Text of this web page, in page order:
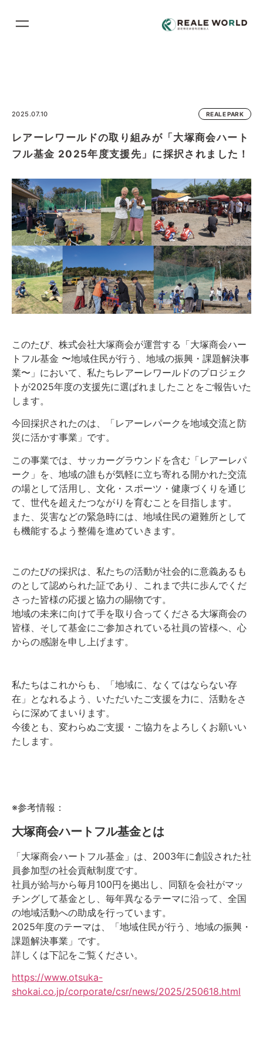
2025.07.10 REALE PARK
レアーレワールドの取り組みが「大塚商会ハート
フル基金 2025年度支援先」に採択されました！
このたび、株式会社大塚商会が運営する「大塚商会ハー
トフル基金 〜地域住民が行う、地域の振興・課題解決事
業〜」において、私たちレアーレワールドのプロジェク
トが2025年度の支援先に選ばれましたことをご報告いた
します。
今回採択されたのは、「レアーレパークを地域交流と防
災に活かす事業」です。
この事業では、サッカーグラウンドを含む「レアーレパ
ーク」を、地域の誰もが気軽に立ち寄れる開かれた交流
の場として活用し、文化・スポーツ・健康づくりを通じ
て、世代を超えたつながりを育むことを目指します。
また、災害などの緊急時には、地域住民の避難所として
も機能するよう整備を進めていきます。
このたびの採択は、私たちの活動が社会的に意義あるも
のとして認められた証であり、これまで共に歩んでくだ
さった皆様の応援と協力の賜物です。
地域の未来に向けて手を取り合ってくださる大塚商会の
皆様、そして基金にご参加されている社員の皆様へ、心
からの感謝を申し上げます。
私たちはこれからも、「地域に、なくてはならない存
在」となれるよう、いただいたご支援を力に、活動をさ
らに深めてまいります。
今後とも、変わらぬご支援・ご協力をよろしくお願いい
たします。
※参考情報：
大塚商会ハートフル基金とは
「大塚商会ハートフル基金」は、2003年に創設された社
員参加型の社会貢献制度です。
社員が給与から毎月100円を拠出し、同額を会社がマッ
チングして基金とし、毎年異なるテーマに沿って、全国
の地域活動への助成を行っています。
2025年度のテーマは、「地域住民が行う、地域の振興・
課題解決事業」です。
詳しくは下記をご覧ください。
https://www.otsuka-
shokai.co.jp/corporate/csr/news/2025/250618.html